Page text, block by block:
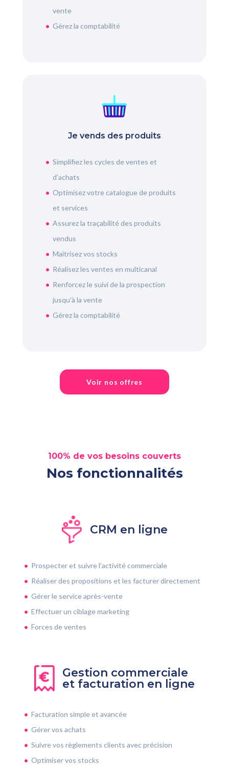
vente
Gérez la comptabilité
Je vends des produits
Simplifiez les cycles de ventes et
d’achats
Optimisez votre catalogue de produits
et services
Assurez la traçabilité des produits
vendus
Maitrisez vos stocks
Réalisez les ventes en multicanal
Renforcez le suivi de la prospection
jusqu’à la vente
Gérez la comptabilité
Voir nos offres
100% de vos besoins couverts
Nos fonctionnalités
CRM en ligne
Prospecter et suivre l’activité commerciale
Réaliser des propositions et les facturer directement
Gérer le service après-vente
Effectuer un ciblage marketing
Forces de ventes
Gestion commerciale
et facturation en ligne
Facturation simple et avancée
Gérer vos achats
Suivre vos règlements clients avec précision
Optimiser vos stocks